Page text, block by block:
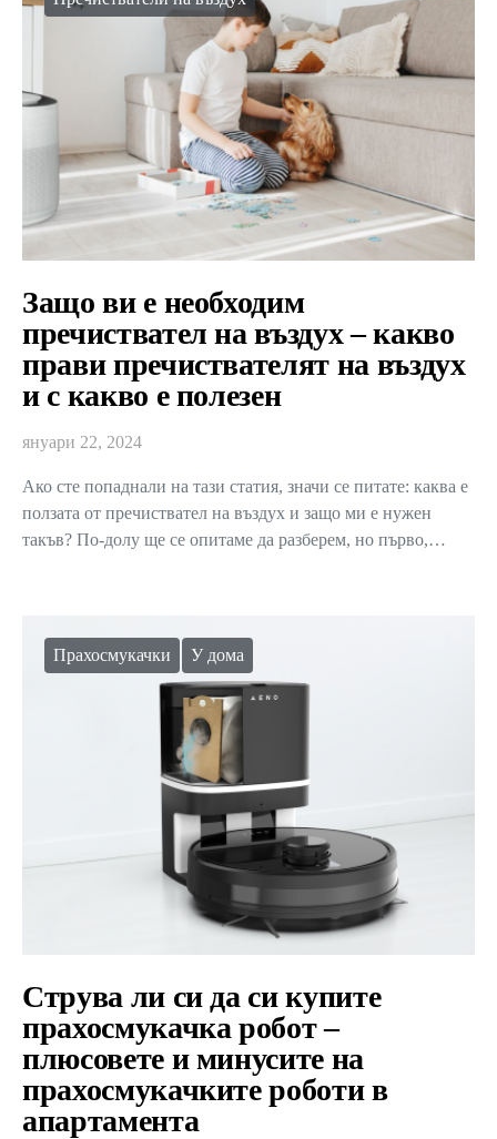
Защо ви е необходим
пречиствател на въздух – какво
прави пречиствателят на въздух
и с какво е полезен
януари 22, 2024
Ако сте попаднали на тази статия, значи се питате: каква е
ползата от пречиствател на въздух и защо ми е нужен
такъв? По-долу ще се опитаме да разберем, но първо,…
Прахосмукачки У дома
Струва ли си да си купите
прахосмукачка робот –
плюсовете и минусите на
прахосмукачките роботи в
апартамента